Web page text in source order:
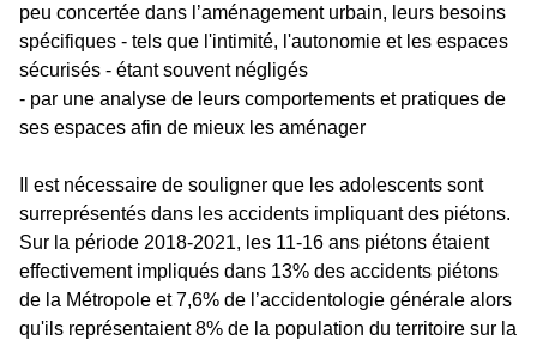
peu concertée dans l’aménagement urbain, leurs besoins
spécifiques - tels que l'intimité, l'autonomie et les espaces
sécurisés - étant souvent négligés
- par une analyse de leurs comportements et pratiques de
ses espaces afin de mieux les aménager
Il est nécessaire de souligner que les adolescents sont
surreprésentés dans les accidents impliquant des piétons.
Sur la période 2018-2021, les 11-16 ans piétons étaient
effectivement impliqués dans 13% des accidents piétons
de la Métropole et 7,6% de l’accidentologie générale alors
qu'ils représentaient 8% de la population du territoire sur la